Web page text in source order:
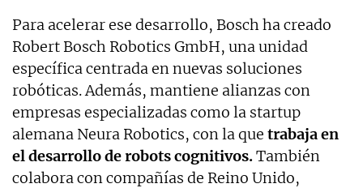
Para acelerar ese desarrollo, Bosch ha creado
Robert Bosch Robotics GmbH, una unidad
específica centrada en nuevas soluciones
robóticas. Además, mantiene alianzas con
empresas especializadas como la startup
alemana Neura Robotics, con la que trabaja en
el desarrollo de robots cognitivos.También
colabora con compañías de Reino Unido,